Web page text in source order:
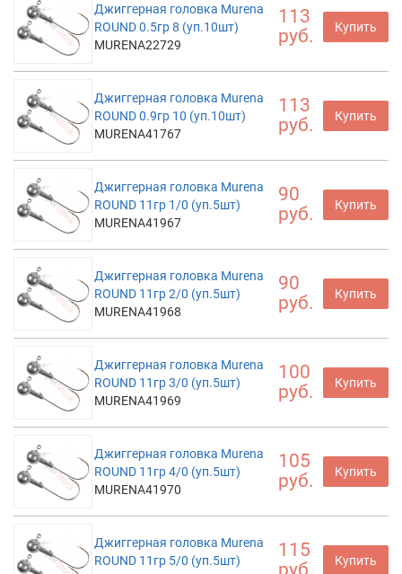
Джиггерная головка Murena
ROUND 0.5гр 8 (уп.10шт)
MURENA22729
113
руб.
Купить
Джиггерная головка Murena
ROUND 0.9гр 10 (уп.10шт)
MURENA41767
113
руб.
Купить
Джиггерная головка Murena
ROUND 11гр 1/0 (уп.5шт)
MURENA41967
90
руб.
Купить
Джиггерная головка Murena
ROUND 11гр 2/0 (уп.5шт)
MURENA41968
90
руб.
Купить
Джиггерная головка Murena
ROUND 11гр 3/0 (уп.5шт)
MURENA41969
100
руб.
Купить
Джиггерная головка Murena
ROUND 11гр 4/0 (уп.5шт)
MURENA41970
105
руб.
Купить
Джиггерная головка Murena
ROUND 11гр 5/0 (уп.5шт)
115
руб.
Купить